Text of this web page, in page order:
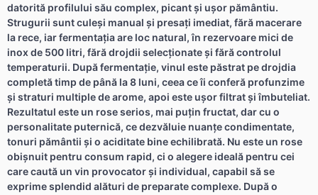
datorită profilului său complex, picant și ușor pământiu.
Strugurii sunt culeși manual și presați imediat, fără macerare
la rece, iar fermentația are loc natural, în rezervoare mici de
inox de 500 litri, fără drojdii selecționate și fără controlul
temperaturii. După fermentație, vinul este păstrat pe drojdia
completă timp de până la 8 luni, ceea ce îi conferă profunzime
și straturi multiple de arome, apoi este ușor filtrat și îmbuteliat.
Rezultatul este un rose serios, mai puțin fructat, dar cu o
personalitate puternică, ce dezvăluie nuanțe condimentate,
tonuri pământii și o aciditate bine echilibrată. Nu este un rose
obișnuit pentru consum rapid, ci o alegere ideală pentru cei
care caută un vin provocator și individual, capabil să se
exprime splendid alături de preparate complexe. După o